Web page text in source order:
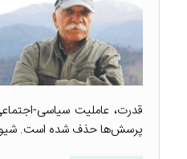
قدرت، عاملیت سیاسی-
پرسش‌ها حذف شده است. شیوه